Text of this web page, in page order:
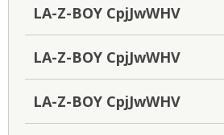
LA-Z-BOY CpjJwWHV
LA-Z-BOY CpjJwWHV
LA-Z-BOY CpjJwWHV